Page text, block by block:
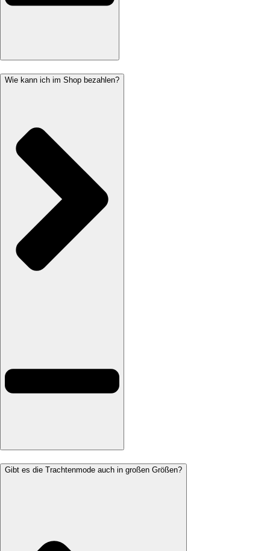
Wie kann ich im Shop bezahlen?
Gibt es die Trachtenmode auch in großen Größen?